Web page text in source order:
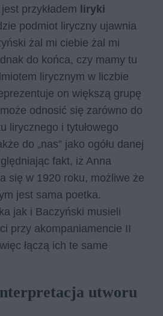
przykładem liryki
podmiot liryczny ujawnia
żal mi ciebie żal mi
do końca, czy mamy tu
lirycznym w liczbie
on większą grupę
może odnosić się zarówno do
lirycznego i tytułowego
do „nas” jako ogółu danej
fakt, iż Anna
się w 1920 roku, możliwe że
jest sama poetka.
jak i Baczyński musieli
przy akompaniamencie II
łączą ich te same
utworu